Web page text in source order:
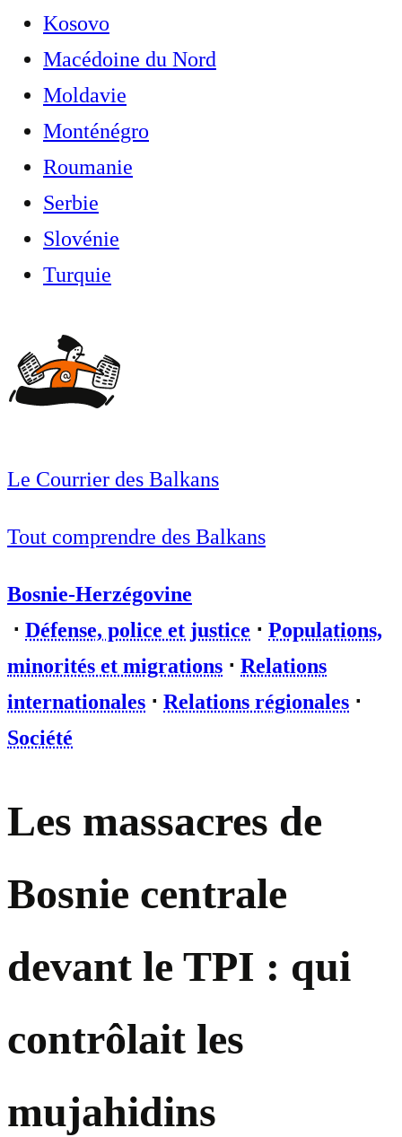
Kosovo
Macédoine du Nord
Moldavie
Monténégro
Roumanie
Serbie
Slovénie
Turquie
Le Courrier des Balkans
Tout comprendre des Balkans
Bosnie-Herzégovine
⋅ Défense, police et justice ⋅ Populations,
minorités et migrations ⋅ Relations
internationales ⋅ Relations régionales ⋅
Société
Les massacres de
Bosnie centrale
devant le TPI : qui
contrôlait les
mujahidins